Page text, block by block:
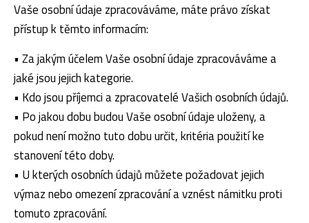
Vaše osobní údaje zpracováváme, máte právo získat
přístup k těmto informacím:
• Za jakým účelem Vaše osobní údaje zpracováváme a
jaké jsou jejich kategorie.
• Kdo jsou příjemci a zpracovatelé Vašich osobních údajů.
• Po jakou dobu budou Vaše osobní údaje uloženy, a
pokud není možno tuto dobu určit, kritéria použití ke
stanovení této doby.
• U kterých osobních údajů můžete požadovat jejich
výmaz nebo omezení zpracování a vznést námitku proti
tomuto zpracování.